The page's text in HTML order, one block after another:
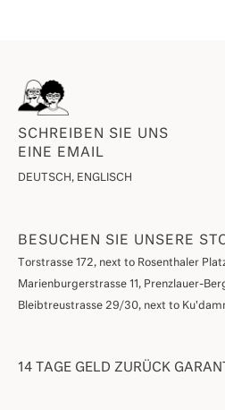
SCHREIBEN SIE UNS
EINE EMAIL
DEUTSCH, ENGLISCH
BESUCHEN SIE UNSERE
Torstrasse 172, next to Rosenthaler
Marienburgerstrasse 11, Prenzlauer-
Bleibtreustrasse 29/30, next to
14 TAGE GELD ZURÜCK